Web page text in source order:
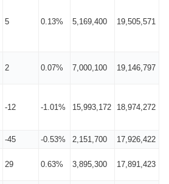
5 0.13% 5,169,400 19,505,571
2 0.07% 7,000,100 19,146,797
-12 -1.01% 15,993,172 18,974,272
-45 -0.53% 2,151,700 17,926,422
29 0.63% 3,895,300 17,891,423